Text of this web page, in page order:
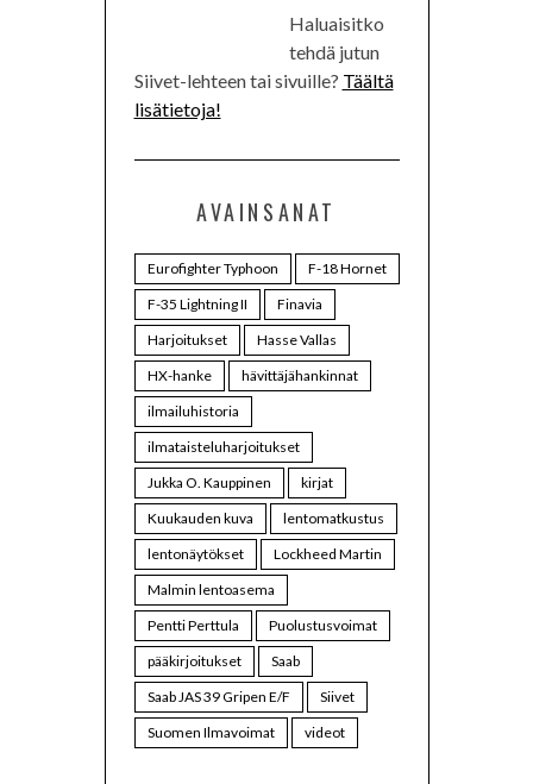
Haluaisitko
tehdä jutun
Siivet-lehteen tai sivuille? Täältä
lisätietoja!
AVAINSANAT
Eurofighter Typhoon
F-18 Hornet
F-35 Lightning II
Finavia
Harjoitukset
Hasse Vallas
HX-hanke
hävittäjähankinnat
ilmailuhistoria
ilmataisteluharjoitukset
Jukka O. Kauppinen
kirjat
Kuukauden kuva
lentomatkustus
lentonäytökset
Lockheed Martin
Malmin lentoasema
Pentti Perttula
Puolustusvoimat
pääkirjoitukset
Saab
Saab JAS 39 Gripen E/F
Siivet
Suomen Ilmavoimat
videot